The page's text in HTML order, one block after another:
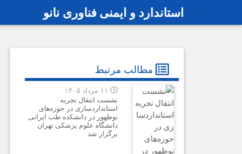
رفتن به محتوای اصلیاستاندارد و ایمنی فناوری نانو
مطالب مرتبط
۱۱ مرداد ۱۴۰۵
نشست انتقال تجربه
استانداردسازی در حوزه‌های
نوظهور در دانشکده طب ایرانی
دانشگاه علوم پزشکی تهران
برگزار شد